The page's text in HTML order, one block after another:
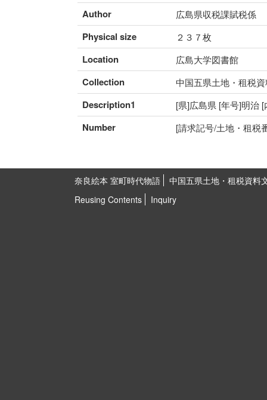
Author 広島県収税課賦税係
Physical size ２３７枚
Location 広島大学図書館
Collection 中国五県土地・租税
Description1 [県]広島県 [年号]明治
Number [請求記号/土地・租税
奈良絵本 室町時代物語
中国五県土地・租税資料
Reusing Contents
Inquiry